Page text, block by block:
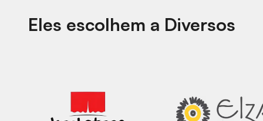
Eles escolhem a Diversos